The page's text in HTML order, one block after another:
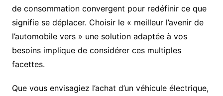
de consommation convergent pour redéfinir ce que
signifie se déplacer. Choisir le « meilleur l’avenir de
l’automobile vers » une solution adaptée à vos
besoins implique de considérer ces multiples
facettes.
Que vous envisagiez l’achat d’un véhicule électrique,